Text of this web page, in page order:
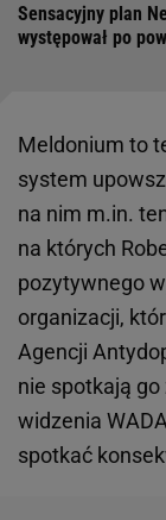
Sensacyjny plan
występował po
Meldonium to
system
na nim m.in.
na których
pozytywnego
organizacji,
Agencji
nie spotkają
widzenia
spotkać